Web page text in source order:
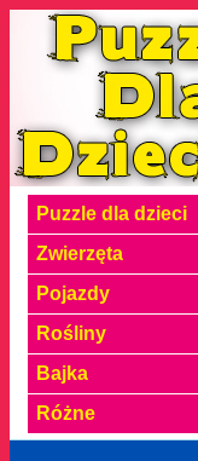
Puzzle dla dzieci
Zwierzęta
Pojazdy
Rośliny
Bajka
Różne